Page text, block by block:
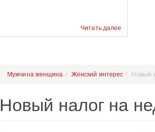
Читать далее
Мужчина женщина Женский интерес Новый
Новый налог на